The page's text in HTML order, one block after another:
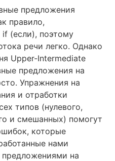
предложения
правило,
(если), поэтому
речи легко. Однако
Upper-Intermediate
предложения на
Упражнения на
и отработки
типов (нулевого,
и смешанных) помогут
которые
нами
на